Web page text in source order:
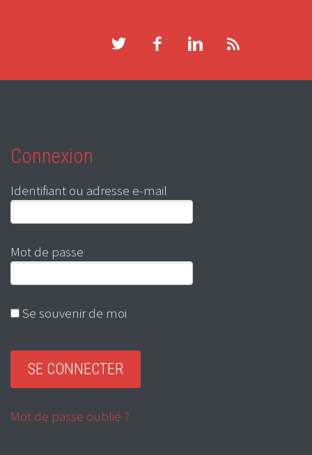
Connexion
Identifiant ou adresse e-mail
Mot de passe
Se souvenir de moi
Mot de passe oublié ?